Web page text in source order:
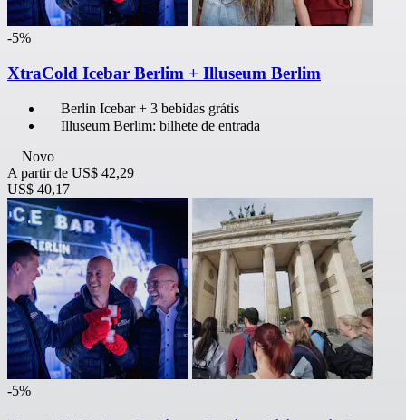
-5%
XtraCold Icebar Berlim + Illuseum Berlim
Berlin Icebar + 3 bebidas grátis
Illuseum Berlim: bilhete de entrada
Novo
A partir de US$ 42,29
US$ 40,17
-5%